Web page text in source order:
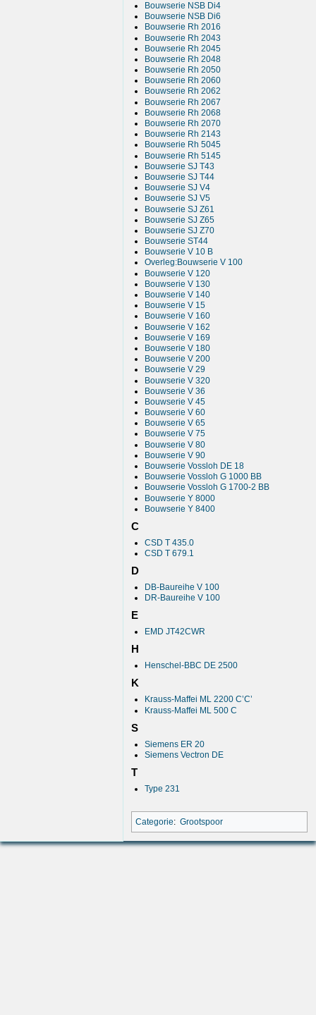
Bouwserie NSB Di4
Bouwserie NSB Di6
Bouwserie Rh 2016
Bouwserie Rh 2043
Bouwserie Rh 2045
Bouwserie Rh 2048
Bouwserie Rh 2050
Bouwserie Rh 2060
Bouwserie Rh 2062
Bouwserie Rh 2067
Bouwserie Rh 2068
Bouwserie Rh 2070
Bouwserie Rh 2143
Bouwserie Rh 5045
Bouwserie Rh 5145
Bouwserie SJ T43
Bouwserie SJ T44
Bouwserie SJ V4
Bouwserie SJ V5
Bouwserie SJ Z61
Bouwserie SJ Z65
Bouwserie SJ Z70
Bouwserie ST44
Bouwserie V 10 B
Overleg:Bouwserie V 100
Bouwserie V 120
Bouwserie V 130
Bouwserie V 140
Bouwserie V 15
Bouwserie V 160
Bouwserie V 162
Bouwserie V 169
Bouwserie V 180
Bouwserie V 200
Bouwserie V 29
Bouwserie V 320
Bouwserie V 36
Bouwserie V 45
Bouwserie V 60
Bouwserie V 65
Bouwserie V 75
Bouwserie V 80
Bouwserie V 90
Bouwserie Vossloh DE 18
Bouwserie Vossloh G 1000 BB
Bouwserie Vossloh G 1700-2 BB
Bouwserie Y 8000
Bouwserie Y 8400
C
CSD T 435.0
CSD T 679.1
D
DB-Baureihe V 100
DR-Baureihe V 100
E
EMD JT42CWR
H
Henschel-BBC DE 2500
K
Krauss-Maffei ML 2200 C’C’
Krauss-Maffei ML 500 C
S
Siemens ER 20
Siemens Vectron DE
T
Type 231
Categorie: Grootspoor